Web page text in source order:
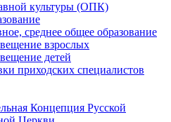
культуры (ОПК)
среднее общее образование
взрослых
детей
приходских специалистов
Концепция Русской